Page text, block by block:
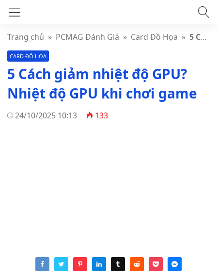
Trang chủ » PCMAG Đánh Giá » Card Đồ Họa » 5 Cách giảm nhiệt độ GPU? Nhiệt độ GPU khi chơi game
CARD ĐỒ HỌA
5 Cách giảm nhiệt độ GPU?
Nhiệt độ GPU khi chơi game
24/10/2025 10:13 133